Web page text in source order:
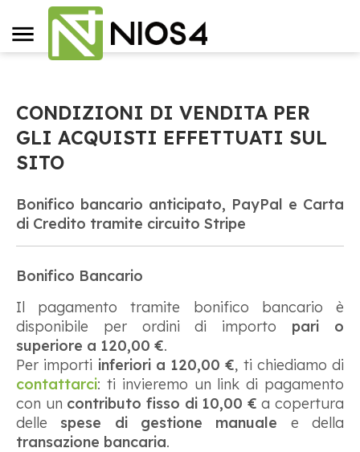
CONDIZIONI DI VENDITA PER
GLI ACQUISTI EFFETTUATI SUL
SITO
Bonifico bancario anticipato, PayPal e Carta
di Credito tramite circuito Stripe
Bonifico Bancario
Il pagamento tramite bonifico bancario è
disponibile per ordini di importo pari o
superiore a 120,00 €.
Per importi inferiori a 120,00 €, ti chiediamo di
contattarci: ti invieremo un link di pagamento
con un contributo fisso di 10,00 € a copertura
delle spese di gestione manuale e della
transazione bancaria.